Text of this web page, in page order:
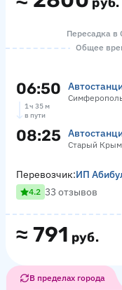
Пересадка в
Общее
06:50
1 ч 35 м
в пути
08:25 Старый
≈ 791 руб.
Перевозчик:ИП
4.2 33 отзывов
В пределах города